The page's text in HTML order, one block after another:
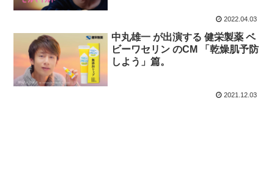
2022.04.03
中丸雄一 が出演する 健栄製薬 ベ
ビーワセリン のCM 「乾燥肌予防
しよう」篇。
2021.12.03